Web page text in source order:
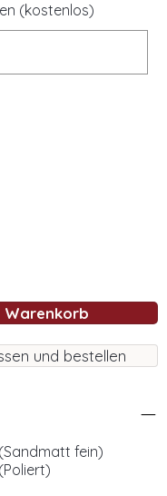
(kostenlos)
Warenkorb
und bestellen
fein)